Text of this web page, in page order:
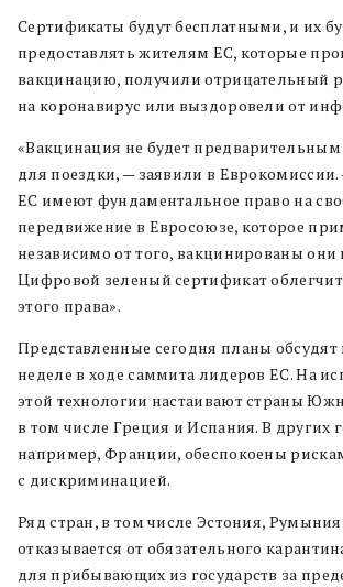
Сертификаты будут бесплатными, и их
предоставлять жителям ЕС, которые
вакцинацию, получили отрицательный
на коронавирус или выздоровели от
«Вакцинация не будет
для поездки, — заявили в Еврокомиссии.
ЕС имеют фундаментальное право на
передвижение в Евросоюзе, которое
независимо от того, вакцинированы они
Цифровой зеленый сертификат
этого права».
Представленные сегодня планы
неделе в ходе саммита лидеров ЕС. На
этой технологии настаивают страны
в том числе Греция и Испания. В других
например, Франции, обеспокоены
с дискриминацией.
Ряд стран, в том числе Эстония,
отказывается от обязательного
для прибывающих из государств за